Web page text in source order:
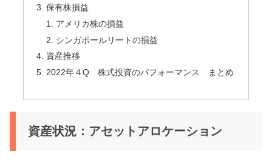
保有株損益
アメリカ株の損益
シンガポールリートの損益
資産推移
2022年４Q 株式投資のパフォーマンス まとめ
資産状況：アセットアロケーション